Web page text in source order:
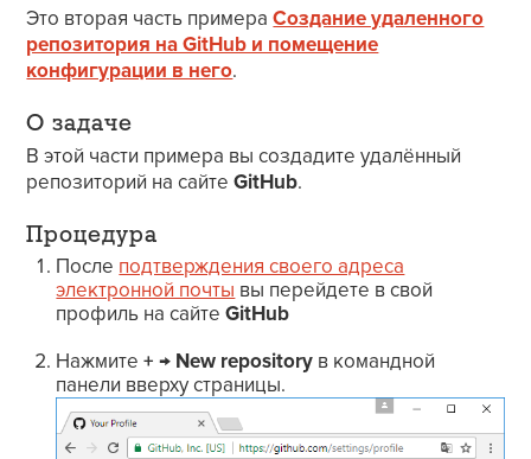
Это вторая часть примераСоздание удаленного
репозитория на GitHub и помещение
конфигурации в него.
О задаче
В этой части примера вы создадите удалённый
репозиторий на сайтеGitHub.
Процедура
После подтверждения своего адреса
электронной почты вы перейдете в свой
профиль на сайтеGitHub
Нажмите+ → New repository в командной
панели вверху страницы.